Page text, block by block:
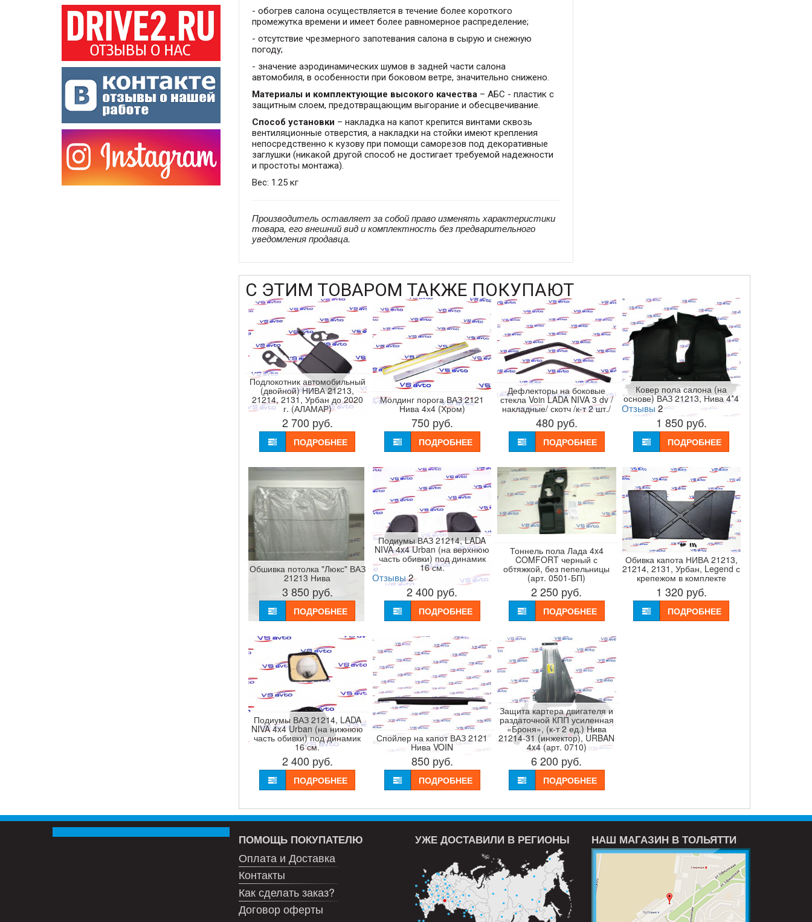
- обогрев салона осуществляется в течение более короткого
промежутка времени и имеет более равномерное распределение;
- отсутствие чрезмерного запотевания салона в сырую и снежную
погоду;
- значение аэродинамических шумов в задней части салона
автомобиля, в особенности при боковом ветре, значительно снижено.
Материалы и комплектующие высокого качества – АБС - пластик с
защитным слоем, предотвращающим выгорание и обесцвечивание.
Способ установки – накладка на капот крепится винтами сквозь
вентиляционные отверстия, а накладки на стойки имеют крепления
непосредственно к кузову при помощи саморезов под декоративные
заглушки (никакой другой способ не достигает требуемой надежности
и простоты монтажа).
Вес: 1.25 кг
Производитель оставляет за собой право изменять характеристики
товара, его внешний вид и комплектность без предварительного
уведомления продавца.
С ЭТИМ ТОВАРОМ ТАКЖЕ ПОКУПАЮТ
Подлокотник автомобильный
(двойной) НИВА 21213,
21214, 2131, Урбан до 2020
г. (АЛАМАР)
2 700 руб.
ПОДРОБНЕЕ
Молдинг порога ВАЗ 2121
Нива 4х4 (Хром)
750 руб.
ПОДРОБНЕЕ
Дефлекторы на боковые
стекла Voin LADA NIVA 3 dv /
накладные/ скотч /к-т 2 шт./
480 руб.
ПОДРОБНЕЕ
Ковер пола салона (на
основе) ВАЗ 21213, Нива 4*4
Отзывы2
1 850 руб.
ПОДРОБНЕЕ
Обшивка потолка "Люкс" ВАЗ
21213 Нива
3 850 руб.
ПОДРОБНЕЕ
Подиумы ВАЗ 21214, LADA
NIVA 4x4 Urban (на верхнюю
часть обивки) под динамик
16 см.
Отзывы2
2 400 руб.
ПОДРОБНЕЕ
Тоннель пола Лада 4x4
COMFORT черный с
обтяжкой, без пепельницы
(арт. 0501-БП)
2 250 руб.
ПОДРОБНЕЕ
Обивка капота НИВА 21213,
21214, 2131, Урбан, Legend с
крепежом в комплекте
1 320 руб.
ПОДРОБНЕЕ
Подиумы ВАЗ 21214, LADA
NIVA 4x4 Urban (на нижнюю
часть обивки) под динамик
16 см.
2 400 руб.
ПОДРОБНЕЕ
Спойлер на капот ВАЗ 2121
Нива VOIN
850 руб.
ПОДРОБНЕЕ
Защита картера двигателя и
раздаточной КПП усиленная
«Броня», (к-т 2 ед.) Нива
21214-31 (инжектор), URBAN
4x4 (арт. 0710)
6 200 руб.
ПОДРОБНЕЕ
ПОМОЩЬ ПОКУПАТЕЛЮ
Оплата и Доставка
Контакты
Как сделать заказ?
Договор оферты
УЖЕ ДОСТАВИЛИ В РЕГИОНЫ НАШ МАГАЗИН В ТОЛЬЯТТИ